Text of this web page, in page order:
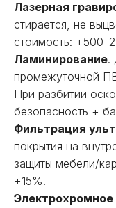
Лазерная
стирается, не
стоимость:
Ламинирование.
промежуточной
При разбитии
безопасность +
Фильтрация
покрытия на
защиты мебели/
+15%.
Электрохромное